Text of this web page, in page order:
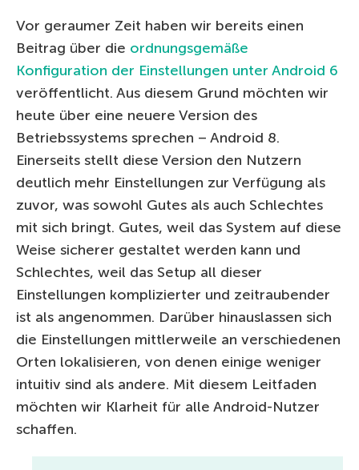
Vor geraumer Zeit haben wir bereits einen
Beitrag über die ordnungsgemäße
Konfiguration der Einstellungen unter Android 6
veröffentlicht. Aus diesem Grund möchten wir
heute über eine neuere Version des
Betriebssystems sprechen – Android 8.
Einerseits stellt diese Version den Nutzern
deutlich mehr Einstellungen zur Verfügung als
zuvor, was sowohl Gutes als auch Schlechtes
mit sich bringt. Gutes, weil das System auf diese
Weise sicherer gestaltet werden kann und
Schlechtes, weil das Setup all dieser
Einstellungen komplizierter und zeitraubender
ist als angenommen. Darüber hinauslassen sich
die Einstellungen mittlerweile an verschiedenen
Orten lokalisieren, von denen einige weniger
intuitiv sind als andere. Mit diesem Leitfaden
möchten wir Klarheit für alle Android-Nutzer
schaffen.